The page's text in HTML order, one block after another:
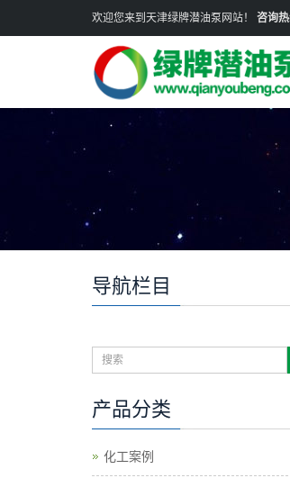
欢迎您来到天津绿牌潜油泵网站！ 咨询
导航栏目
产品分类
化工案例